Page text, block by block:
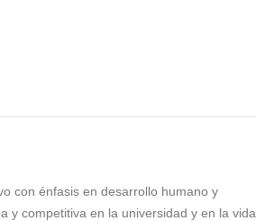
con énfasis en desarrollo humano y
y competitiva en la universidad y en la vida